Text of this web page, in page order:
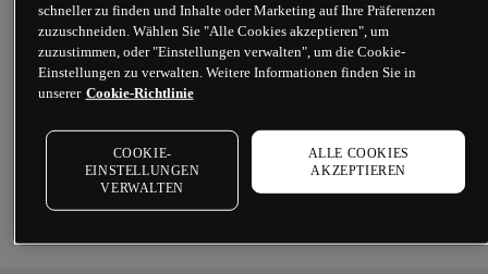
schneller zu finden und Inhalte oder Marketing auf Ihre Präferenzen
zuzuschneiden. Wählen Sie "Alle Cookies akzeptieren", um
zuzustimmen, oder "Einstellungen verwalten", um die Cookie-
Einstellungen zu verwalten. Weitere Informationen finden Sie in
unserer Cookie-Richtlinie
COOKIE-
EINSTELLUNGEN
VERWALTEN
ALLE COOKIES
AKZEPTIEREN